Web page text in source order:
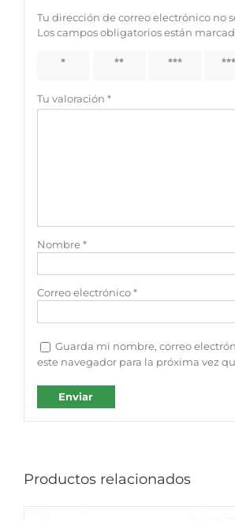
Tu dirección de correo electrónico no
Los campos obligatorios están
1 de 5
2 de 5
3 de 5
4
Tu valoración *
Nombre*
Correo electrónico*
Guarda mi nombre, correo
este navegador para la próxima vez
Productos relacionados